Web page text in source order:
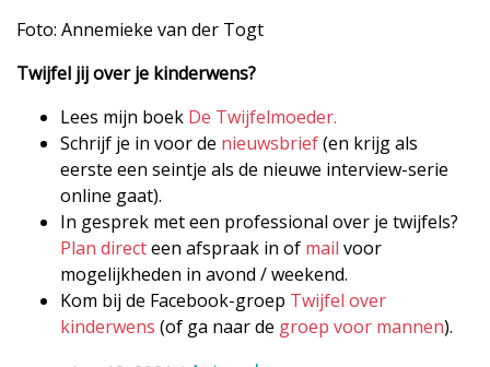
Foto: Annemieke van der Togt
Twijfel jij over je kinderwens?
Lees mijn boek De Twijfelmoeder.
Schrijf je in voor de nieuwsbrief(en krijg als
eerste een seintje als de nieuwe interview-serie
online gaat).
In gesprek met een professional over je twijfels?
Plan directeen afspraak in of mail voor
mogelijkheden in avond / weekend.
Kom bij de Facebook-groep Twijfel over
kinderwens (of ga naar de groep voor mannen).